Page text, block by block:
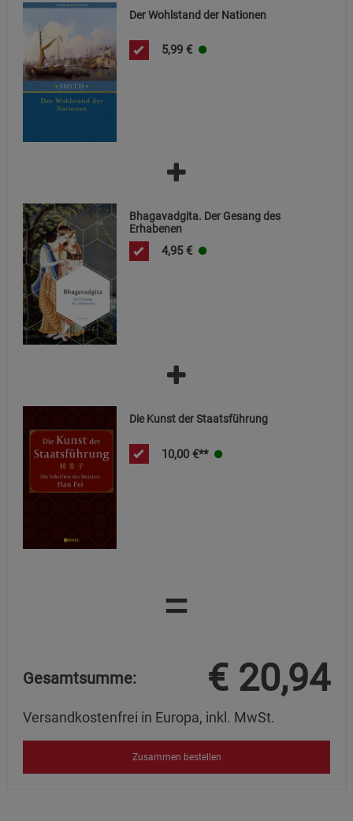
Der Wohlstand der Nationen
5,99 €
Bhagavadgita. Der Gesang des
Erhabenen
4,95 €
Die Kunst der Staatsführung
10,00 €**
=
Gesamtsumme: € 20,94
Versandkostenfrei in Europa, inkl. MwSt.
Zusammen bestellen
Beschreibung Notwendige Cookies
Cookie-Informationen
Funktionale Cookies (1)
Beschreibung Funktionale Cookies
Statistik Cookies (2)
Beschreibung Statistik Cookies
Cookie-Informationen
Marketing Cookies (3)
Beschreibung Marketing Cookies
Cookie-Informationen
Datenschutzerklärung